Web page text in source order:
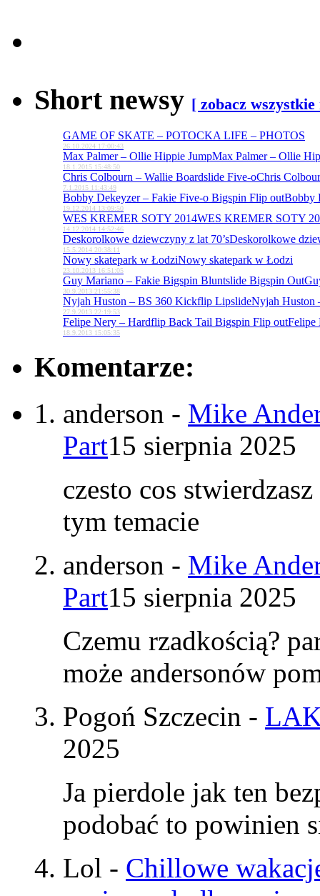
Short newsy [ zobacz wszystkie
GAME OF SKATE – POTOCKA LIFE – PHOTOS
26.10.2024 17:00:43
Max Palmer – Ollie Hippie JumpMax Palmer – Ollie
18.1.2015 15:48:50
Chris Colbourn – Wallie Boardslide Five-oChris
7.1.2015 11:43:49
Bobby Dekeyzer – Fakie Five-o Bigspin Flip outBobby
19.12.2014 13:09:50
WES KREMER SOTY 2014WES KREMER SOTY
14.12.2014 14:52:46
Deskorolkowe dziewczyny z lat 70’sDeskorolkowe
15.5.2014 20:38:11
Nowy skatepark w ŁodziNowy skatepark w Łodzi
23.10.2013 16:51:05
Guy Mariano – Fakie Bigspin Bluntslide Bigspin Out
30.9.2013 21:55:38
Nyjah Huston – BS 360 Kickflip LipslideNyjah Huston
27.9.2013 22:19:53
Felipe Nery – Hardflip Back Tail Bigspin Flip outFelipe
18.9.2013 15:05:35
Komentarze:
anderson - Mike
Part15 sierpnia 2025
czesto cos
tym temacie
anderson - Mike
Part15 sierpnia 2025
Czemu rzadkością?
może andersonów
Pogoń Szczecin -
2025
Ja pierdole jak ten
podobać to powinien
Lol - Chillowe